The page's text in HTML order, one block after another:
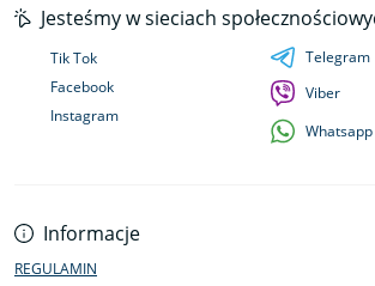
Informacje
REGULAMIN
Jesteśmy w sieciach
Tik Tok
Facebook
Instagram
Telegram
Viber
Whatsapp